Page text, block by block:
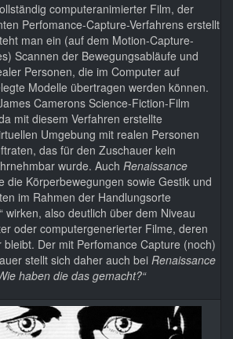
computeranimierter Film, der
Perfomance-Capture-Verfahrens erstellt
man ein (auf dem Motion-Capture-
Scannen der Bewegungsabläufe und
Personen, die im Computer auf
Modelle übertragen werden können.
Camerons Science-Fiction-Film
mit diesem Verfahren erstellte
Umgebung mit realen Personen
das für den Zuschauer kein
wurde. Auch Renaissance
die Körperbewegungen sowie Gestik und
im Rahmen der Handlungsorte
wirken, also deutlich über dem Niveau
oder computergenerierter Filme, deren
bleibt. Der mit Perfomance Capture (noch)
stellt sich daher auch bei Renaissance
haben die das gemacht?“